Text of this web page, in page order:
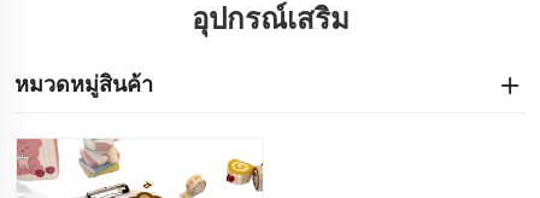
อุปกรณ์เสริม
หมวดหมู่สินค้า